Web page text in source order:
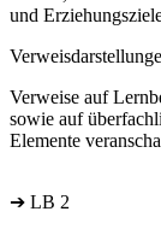
und
Verweise auf
sowie auf
Elemente
➔ LB 2